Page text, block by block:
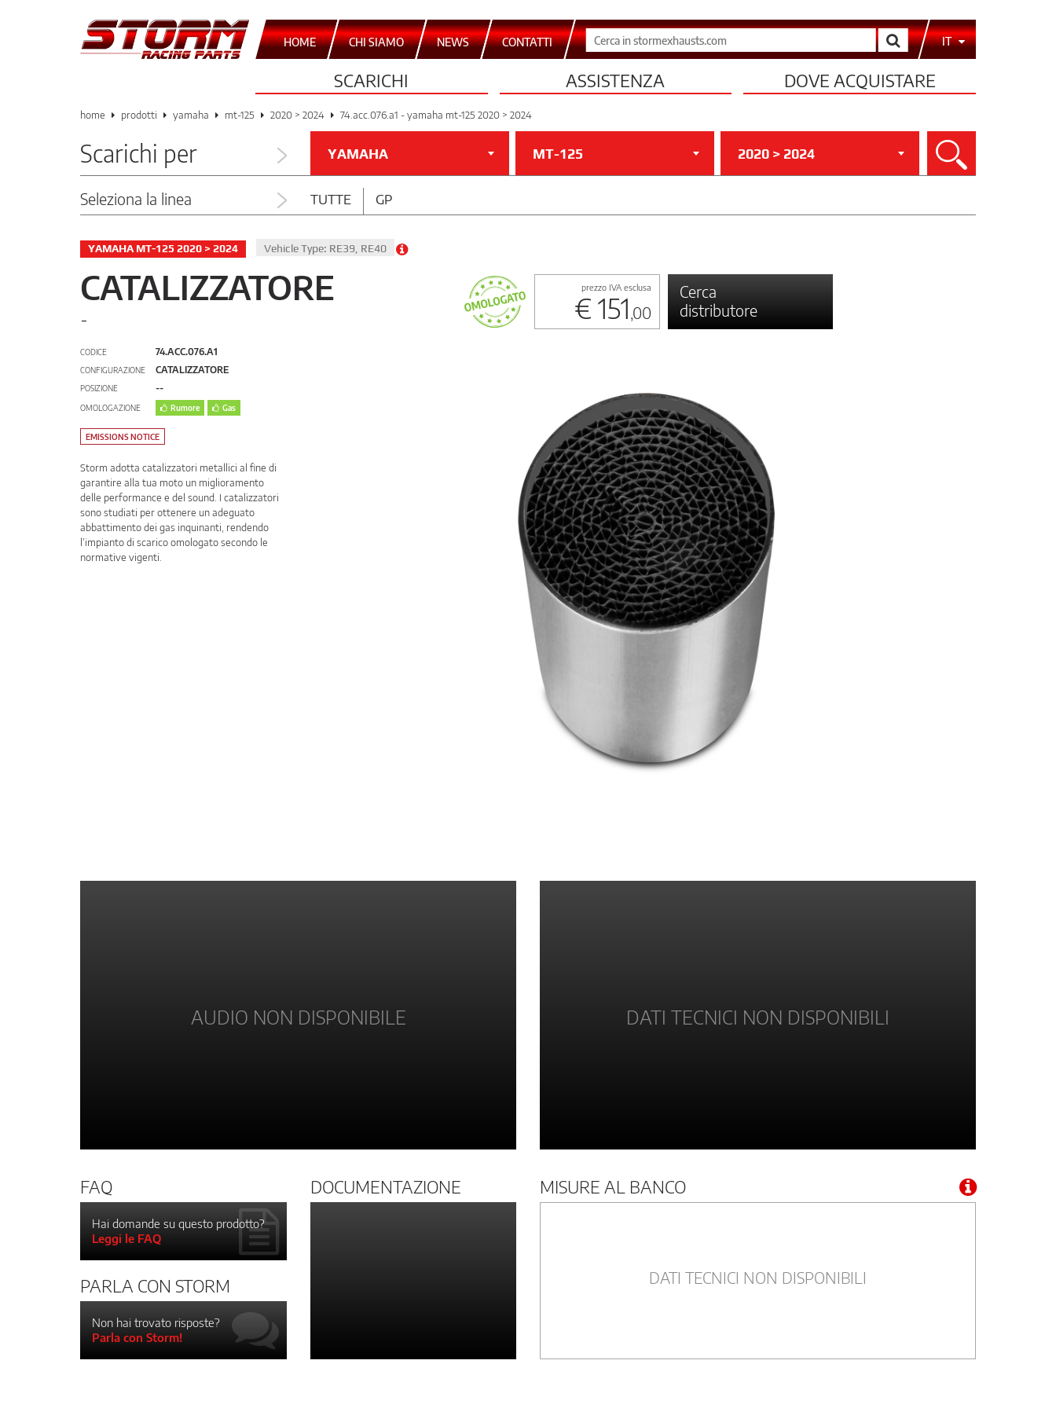
HOME CHI SIAMO NEWS CONTATTI Cerca IT
SCARICHI ASSISTENZA DOVE ACQUISTARE
home prodotti yamaha mt-125 2020 > 2024 74.acc.076.a1 - yamaha mt-125 2020 > 2024
Scarichi per YAMAHA MT-125 2020 > 2024 Cerca
Seleziona la linea TUTTE GP
YAMAHA MT-125 2020 > 2024 Vehicle Type: RE39, RE40
CATALIZZATORE
-
prezzo IVA esclusa
€ 151,00
Cerca
distributore
CODICE 74.ACC.076.A1
CONFIGURAZIONE CATALIZZATORE
POSIZIONE --
OMOLOGAZIONE Rumore Gas
EMISSIONS NOTICE
Storm adotta catalizzatori metallici al fine di
garantire alla tua moto un miglioramento
delle performance e del sound. I catalizzatori
sono studiati per ottenere un adeguato
abbattimento dei gas inquinanti, rendendo
l’impianto di scarico omologato secondo le
normative vigenti.
AUDIO NON DISPONIBILE DATI TECNICI NON DISPONIBILI
FAQ
Hai domande su questo prodotto?
Leggi le FAQ
PARLA CON STORM
Non hai trovato risposte?
Parla con Storm!
DOCUMENTAZIONE MISURE AL BANCO
DATI TECNICI NON DISPONIBILI